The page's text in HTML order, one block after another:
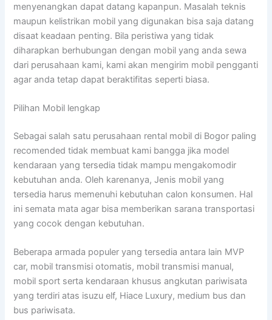
menyenangkan dapat datang kapanpun. Masalah teknis
maupun kelistrikan mobil yang digunakan bisa saja datang
disaat keadaan penting. Bila peristiwa yang tidak
diharapkan berhubungan dengan mobil yang anda sewa
dari perusahaan kami, kami akan mengirim mobil pengganti
agar anda tetap dapat beraktifitas seperti biasa.
Pilihan Mobil lengkap
Sebagai salah satu perusahaan rental mobil di Bogor paling
recomended tidak membuat kami bangga jika model
kendaraan yang tersedia tidak mampu mengakomodir
kebutuhan anda. Oleh karenanya, Jenis mobil yang
tersedia harus memenuhi kebutuhan calon konsumen. Hal
ini semata mata agar bisa memberikan sarana transportasi
yang cocok dengan kebutuhan.
Beberapa armada populer yang tersedia antara lain MVP
car, mobil transmisi otomatis, mobil transmisi manual,
mobil sport serta kendaraan khusus angkutan pariwisata
yang terdiri atas isuzu elf, Hiace Luxury, medium bus dan
bus pariwisata.